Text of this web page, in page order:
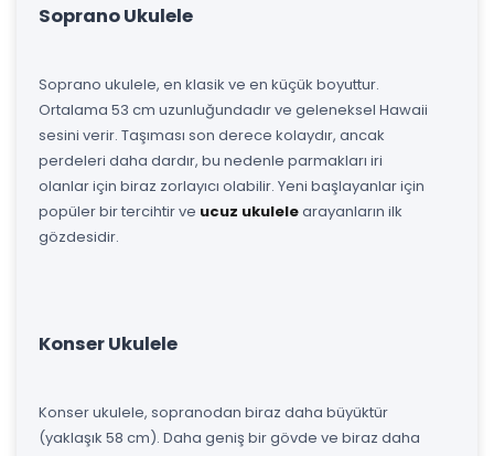
Soprano Ukulele
Soprano ukulele, en klasik ve en küçük boyuttur.
Ortalama 53 cm uzunluğundadır ve geleneksel Hawaii
sesini verir. Taşıması son derece kolaydır, ancak
perdeleri daha dardır, bu nedenle parmakları iri
olanlar için biraz zorlayıcı olabilir. Yeni başlayanlar için
popüler bir tercihtir ve ucuz ukulelearayanların ilk
gözdesidir.
Konser Ukulele
Konser ukulele, sopranodan biraz daha büyüktür
(yaklaşık 58 cm). Daha geniş bir gövde ve biraz daha